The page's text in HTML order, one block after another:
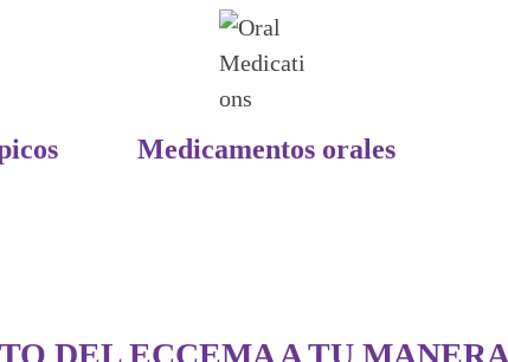
Medicamentos orales
DEL ECCEMA A TU